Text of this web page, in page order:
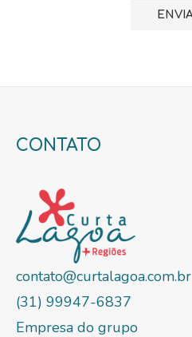
CONTATO
contato@curtalagoa.com.br
(31) 99947-6837
Empresa do grupo